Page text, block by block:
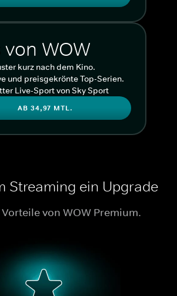
von WOW
kurz nach dem Kino.
und preisgekrönte Top-Serien.
Live-Sport von Sky Sport
AB 34,97 MTL.
Streaming ein Upgrade
von WOW Premium.